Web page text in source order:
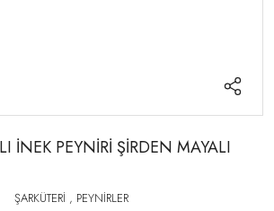
İNEK PEYNİRİ ŞİRDEN MAYALI
ŞARKÜTERİ , PEYNİRLER